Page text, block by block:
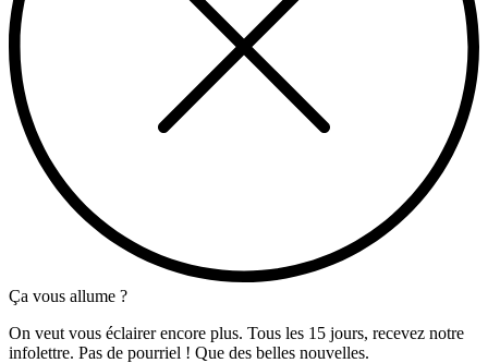
Ça vous allume ?
On veut vous éclairer encore plus. Tous les 15 jours, recevez notre
infolettre. Pas de pourriel ! Que des belles nouvelles.